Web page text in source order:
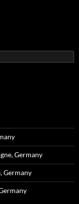
Germany
Germany